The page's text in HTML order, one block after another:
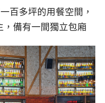
百多坪的用餐空間，
，備有一間獨立包廂